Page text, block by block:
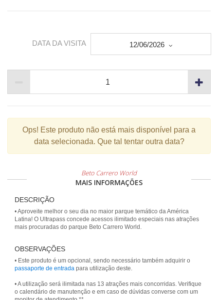
DATA DA VISITA 12/06/2026
Ops! Este produto não está mais disponível para a
data selecionada. Que tal tentar outra data?
Beto Carrero World
MAIS INFORMAÇÕES
DESCRIÇÃO
• Aproveite melhor o seu dia no maior parque temático da América
Latina! O Ultrapass concede acessos ilimitado especiais nas atrações
mais procuradas do parque Beto Carrero World.
OBSERVAÇÕES
• Este produto é um opcional, sendo necessário também adquirir o
passaporte de entrada para utilização deste.
• A utilização será ilimitada nas 13 atrações mais concorridas. Verifique
o calendário de manutenção e em caso de dúvidas converse com um